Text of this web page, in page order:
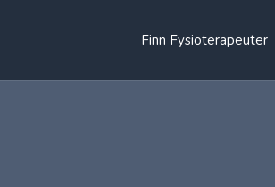
Finn Fysioterapeuter